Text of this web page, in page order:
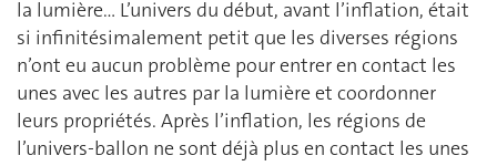
la lumière… L’univers du début, avant l’inflation, était
si infinitésimalement petit que les diverses régions
n’ont eu aucun problème pour entrer en contact les
unes avec les autres par la lumière et coordonner
leurs propriétés. Après l’inflation, les régions de
l’univers-ballon ne sont déjà plus en contact les unes